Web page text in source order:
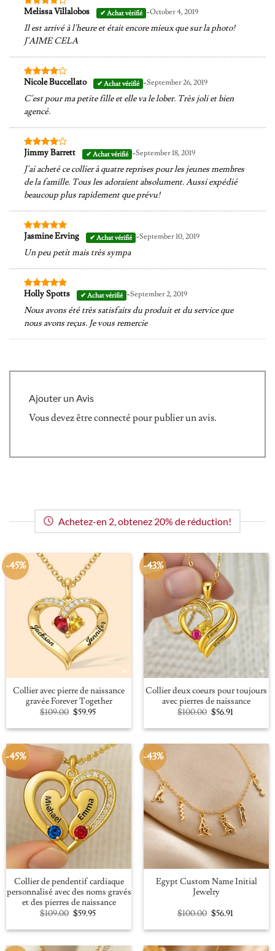
Note4
Melissa Villalobos -October 4, 2019
Il est arrivé à l'heure et était encore mieux que sur la photo!
J'AIME CELA
Note4
Nicole Buccellato -September 26, 2019
C'est pour ma petite fille et elle va le lober. Très joli et bien
agencé.
Note4
Jimmy Barrett -September 18, 2019
J'ai acheté ce collier à quatre reprises pour les jeunes membres
de la famille. Tous les adoraient absolument. Aussi expédié
beaucoup plus rapidement que prévu!
Note5sur
Jasmine Erving -September 10, 2019
Un peu petit mais très sympa
Note 5sur
Holly Spotts -September 2, 2019
Nous avons été très satisfaits du produit et du service que
nous avons reçus. Je vous remercie
Ajouter un Avis
Vous devez êtreconnecté pour publier un avis.
Achetez-en 2, obtenez 20% de réduction!
-45%
Collier avec pierre de naissance
gravée Forever Together
$109.00 Original
price
was:
$59.95Current
is:
-43%
Collier deux coeurs pour toujours
avec pierres de naissance
$100.00 Original
price
was:
$56.91Current
is:
-45%
Collier de pendentif cardiaque
personnalisé avec des noms gravés
et des pierres de naissance
$109.00 Original
price
was:
$59.95Current
is:
-43%
Egypt Custom Name Initial
Jewelry
$100.00 Original
price
was:
$56.91Current
is: